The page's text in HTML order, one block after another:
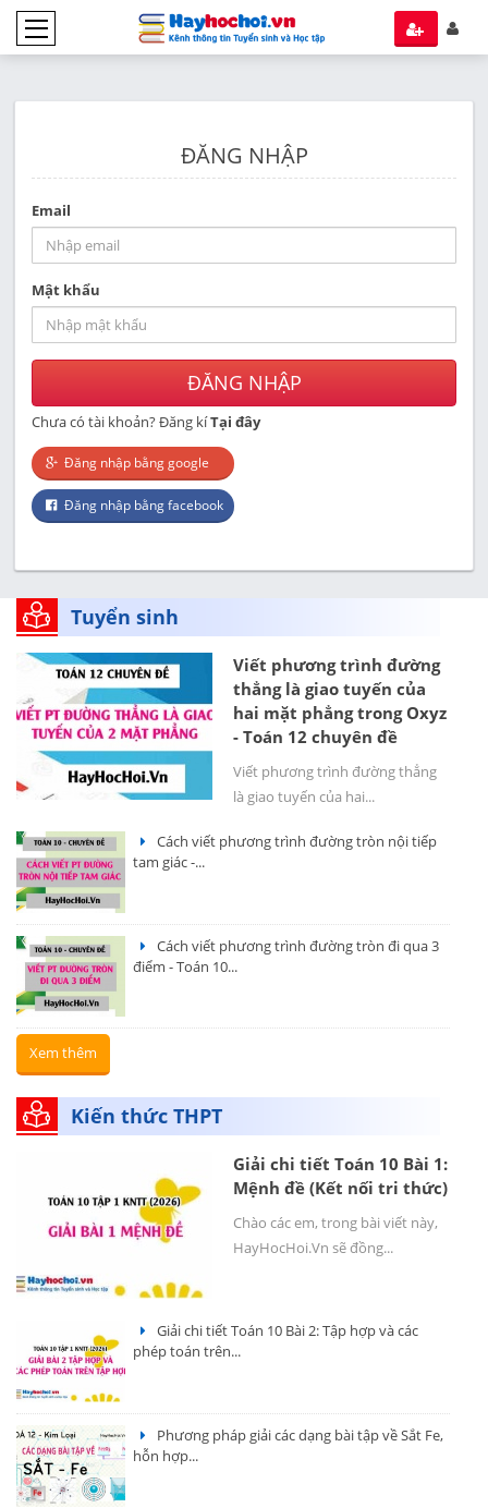
ĐĂNG NHẬP
Email
Mật khẩu
ĐĂNG NHẬP
Chưa có tài khoản? Đăng kíTại đây
Đăng nhập bằng google
Đăng nhập bằng facebook
Tuyển sinh
Viết phương trình đường
thẳng là giao tuyến của
hai mặt phẳng trong Oxyz
- Toán 12 chuyên đề
Viết phương trình đường thẳng
là giao tuyến của hai...
Cách viết phương trình đường tròn nội tiếp
tam giác -...
Cách viết phương trình đường tròn đi qua 3
điểm - Toán 10...
Xem thêm
Kiến thức THPT
Giải chi tiết Toán 10 Bài 1:
Mệnh đề (Kết nối tri thức)
Chào các em, trong bài viết này,
HayHocHoi.Vn sẽ đồng...
Giải chi tiết Toán 10 Bài 2: Tập hợp và các
phép toán trên...
Phương pháp giải các dạng bài tập về Sắt Fe,
hỗn hợp...